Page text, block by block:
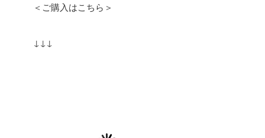
＜ご購入はこちら＞
↓↓↓